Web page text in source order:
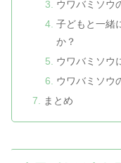
ウワバミソウ
子どもと一緒
か？
ウワバミソウ
ウワバミソウ
まとめ